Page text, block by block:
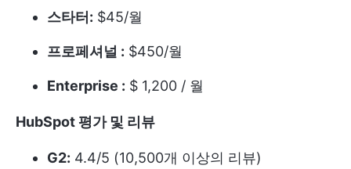
스타터: $45/월
프로페셔널 : $450/월
Enterprise : $ 1,200 / 월
HubSpot 평가 및 리뷰
G2: 4.4/5 (10,500개 이상의 리뷰)